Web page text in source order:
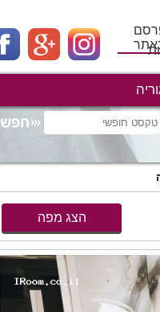
הצג מפה